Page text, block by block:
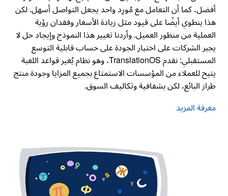
أفضل، كما أن التعامل مع مُورِد واحد يجعل التواصل أسهل. لكن
هذا ينطوي أيضًا على قيود مثل زيادة الأسعار وفقدان رؤية
العملية من منظور العميل. وأردنا تغيير هذا النموذج وإيجاد حل لا
يجبر الشركات على اختيار الجودة على حساب قابلية التوسع
المستقبلي: نقدمTranslationOS، وهو نظام يُغير قواعد اللعبة
يتيح للعملاء من المؤسسات الاستمتاع بجميع المزايا وجودة منتج
طراز البائع، لكن بشفافية وتكاليف السوق.
معرفة المزيد